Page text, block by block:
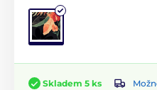
Skladem 5 ks